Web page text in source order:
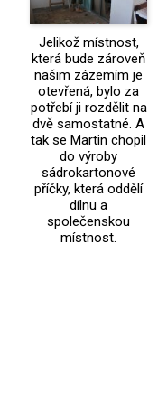
Jelikož místnost,
která bude zároveň
našim zázemím je
otevřená, bylo za
potřebí ji rozdělit na
dvě samostatné. A
tak se Martin chopil
do výroby
sádrokartonové
příčky, která oddělí
dílnu a
společenskou
místnost.